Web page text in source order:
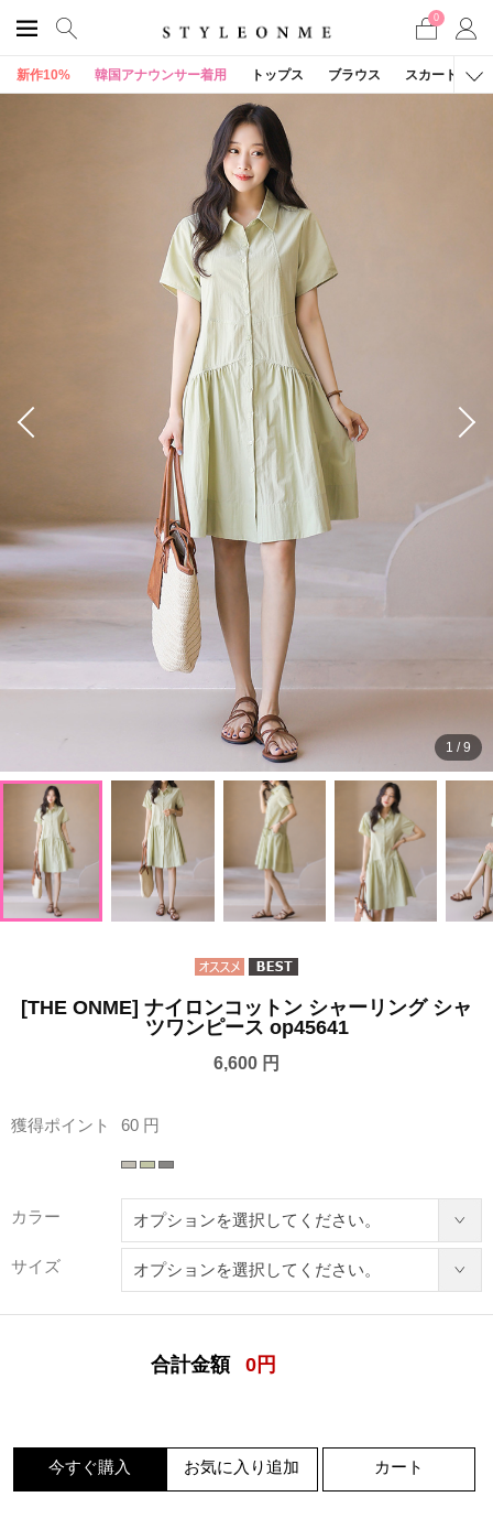
0
新作10% 韓国アナウンサー着用 トップス ブラウス スカート
1 /9
[THE ONME] ナイロンコットン シャーリング シャ
ツワンピース op45641
6,600 円
獲得ポイント 60 円
カラー
サイズ
合計金額 0 円
今すぐ購入 お気に入り追加 カート